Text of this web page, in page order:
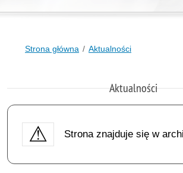
Strona główna Aktualności
Aktualności
Strona znajduje się w